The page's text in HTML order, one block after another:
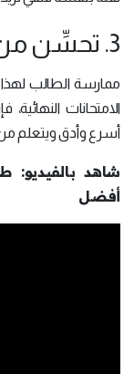
3. تحسِّن من تحصيل الطلاب العلمي:
ممارسة الطالب لهذا
الامتحانات
أسرع وأدق ويتعلم
شاهد
أفضل